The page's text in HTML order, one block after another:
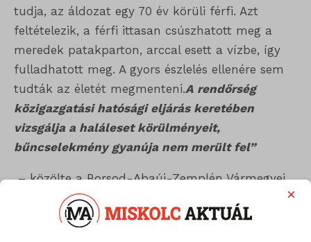
tudja, az áldozat egy 70 év körüli férfi. Azt
feltételezik, a férfi ittasan csúszhatott meg a
meredek patakparton, arccal esett a vízbe, így
fulladhatott meg. A gyors észlelés ellenére sem
tudták az életét megmenteni.A rendőrség
közigazgatási hatósági eljárás keretében
vizsgálja a haláleset körülményeit,
bűncselekmény gyanúja nem merült fel”
– közölte a Borsod-Abaúj-Zemplén Vármegyei
Rendőr-főkapitányság.
A hatóság az üggyel kapcsolatban az vizsgálat
×